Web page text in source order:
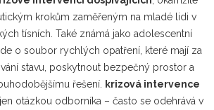
krokům zaměřeným na mladé lidi v
tísních . Také známá jako adolescentní
jde o soubor rychlých opatření, které mají za
stavu, poskytnout bezpečný prostor a
řešení.
krizová intervence
otázkou odborníka – často se odehrává v